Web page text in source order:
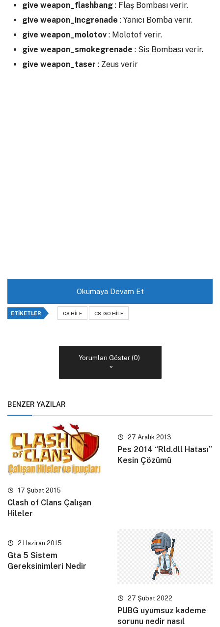
give weapon_flashbang : Flaş Bombası verir.
give weapon_incgrenade : Yanıcı Bomba verir.
give weapon_molotov : Molotof verir.
give weapon_smokegrenade : Sis Bombası verir.
give weapon_taser : Zeus verir
Okumaya Devam Et
ETIKETLER CS HILE CS-GO HILE
Yorumları Göster (0)
BENZER YAZILAR
17 Şubat 2015
Clash of Clans Çalışan
Hileler
27 Aralık 2013
Pes 2014 “Rld.dll Hatası”
Kesin Çözümü
2 Haziran 2015
Gta 5 Sistem
Gereksinimleri Nedir
27 Şubat 2022
PUBG uyumsuz kademe
sorunu nedir nasıl